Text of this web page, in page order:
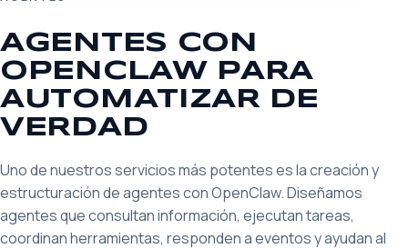
AGENTES CON
OPENCLAW PARA
AUTOMATIZAR DE
VERDAD
Uno de nuestros servicios más potentes es la creación y
estructuración de agentes con OpenClaw. Diseñamos
agentes que consultan información, ejecutan tareas,
coordinan herramientas, responden a eventos y ayudan al